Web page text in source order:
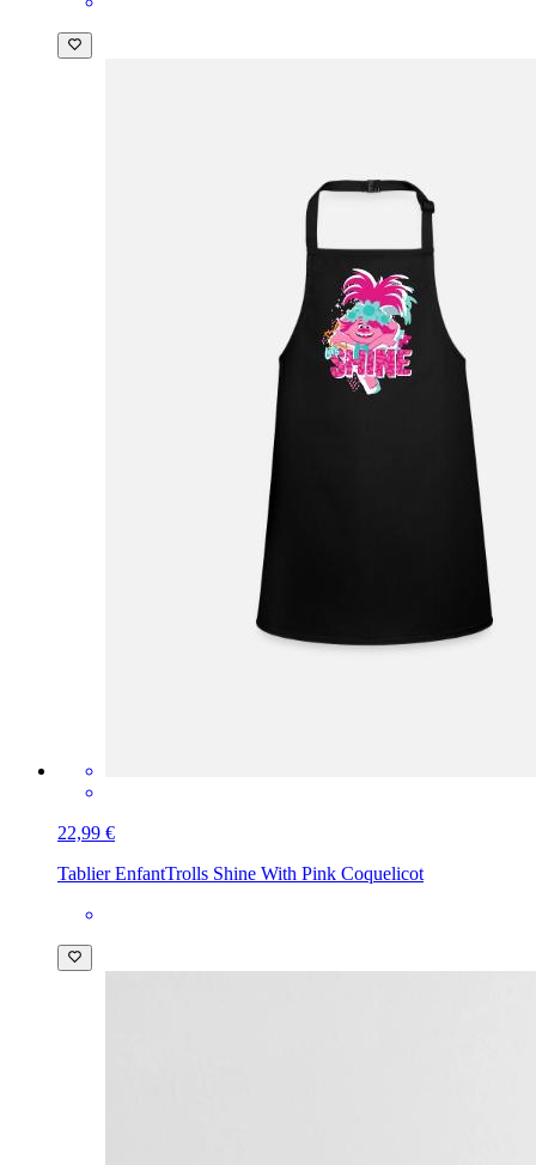
22,99 €
Tablier EnfantTrolls Shine With Pink Coquelicot